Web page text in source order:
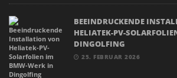
BEEINDRUCKENDE
HELIATEK-PV-
DINGOLFING
25. FEBRUAR 2026